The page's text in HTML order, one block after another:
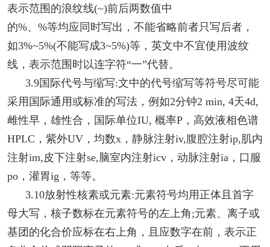
表示范围的浪纹线(~)前后两数值中
的%、%等均应同时写出，不能省略前者只写后者，
如3%~5%(不能写成3~5%)等，英文中不宜使用波纹
线，表示范围时以连字符“一”代替。
3.9国际代号与缩写:文中的代号缩写等符号尽可能
采用国际通用或标准的写法，例如2分钟2 min, 4天4d,
雌性早，雄性合，国际单位IU, 概率P，高效液相色谱
HPLC，紫外UV，均数x，静脉注射iv,腹腔注射ip,肌内
注射im,皮下注射se,脑室内注射icv，动脉注射ia，口服
po，灌胃ig，等等。
3.10放射性核素或元素:元素符号均用正体且首字
母大写，核子数标在元素符号的左上角;元素、离子或
基团的化合价应标在右上角，且应数字在前，表示正